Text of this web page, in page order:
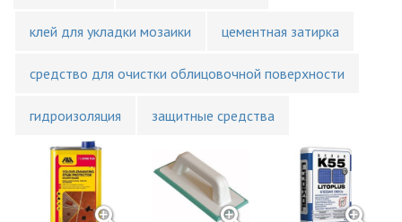
клей для укладки мозаики цементная затирка
средство для очистки облицовочной поверхности
гидроизоляция защитные средства